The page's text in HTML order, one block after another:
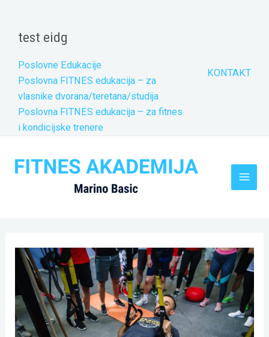
contenttest eidg
Poslovne Edukacije
Poslovna FITNES edukacija – za
vlasnike dvorana/teretana/studija
Poslovna FITNES edukacija – za fitnes
i kondicijske trenere
KONTAKT